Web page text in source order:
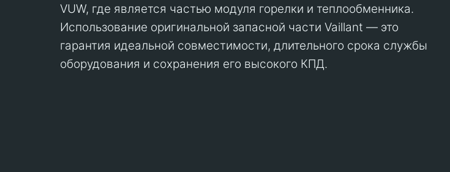
VUW, где является частью модуля горелки и теплообменника.
Использование оригинальной запасной части Vaillant — это
гарантия идеальной совместимости, длительного срока службы
оборудования и сохранения его высокого КПД.